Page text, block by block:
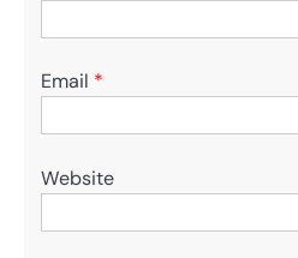
Email *
Website